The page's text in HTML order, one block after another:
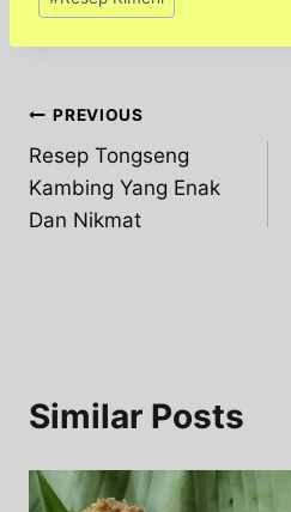
Post
navigation
PREVIOUS
Resep Tongseng
Kambing Yang Enak
Dan Nikmat
Similar Posts